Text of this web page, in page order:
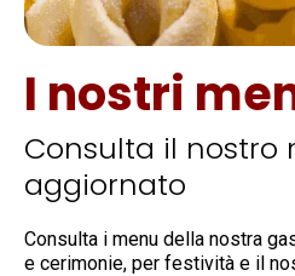
I nostri
Consulta il nostro
aggiornato
Consulta i menu della nostra
e cerimonie, per festività e il